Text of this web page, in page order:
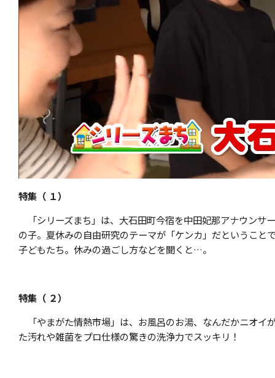
特集（ １）
「シリーズまち」は、大石田町今宿を中田妃那アナウンサ
の子。夏休みの自由研究のテーマが「ケンカ」だということ
子どもたち。休みの過ごし方などを聞くと…。
特集（ ２）
「やまがた情熱市場」は、お風呂のお湯、なんだかニオ
た汚れや雑菌をプロ仕様の驚きの洗浄力でスッキリ！